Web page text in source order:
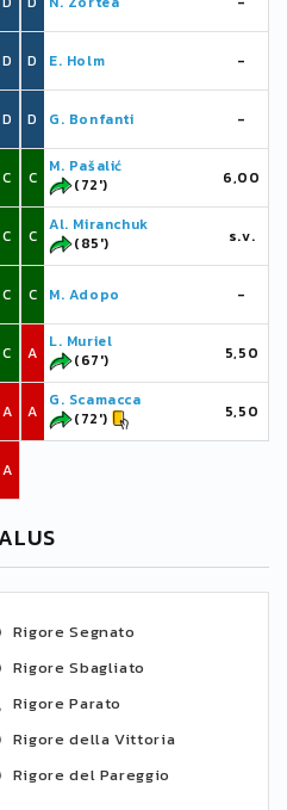
D
D
C
C
C
C
A
A
D E. Holm -
D G. Bonfanti -
C
M. Pašalić
(72')
6,00
C
Al. Miranchuk
(85')
s.v.
C M. Adopo -
A
L. Muriel
(67')
5,50
A
G. Scamacca
(72')
5,50
Rigore Segnato
Rigore Sbagliato
Rigore Parato
Rigore della Vittoria
Rigore del Pareggio